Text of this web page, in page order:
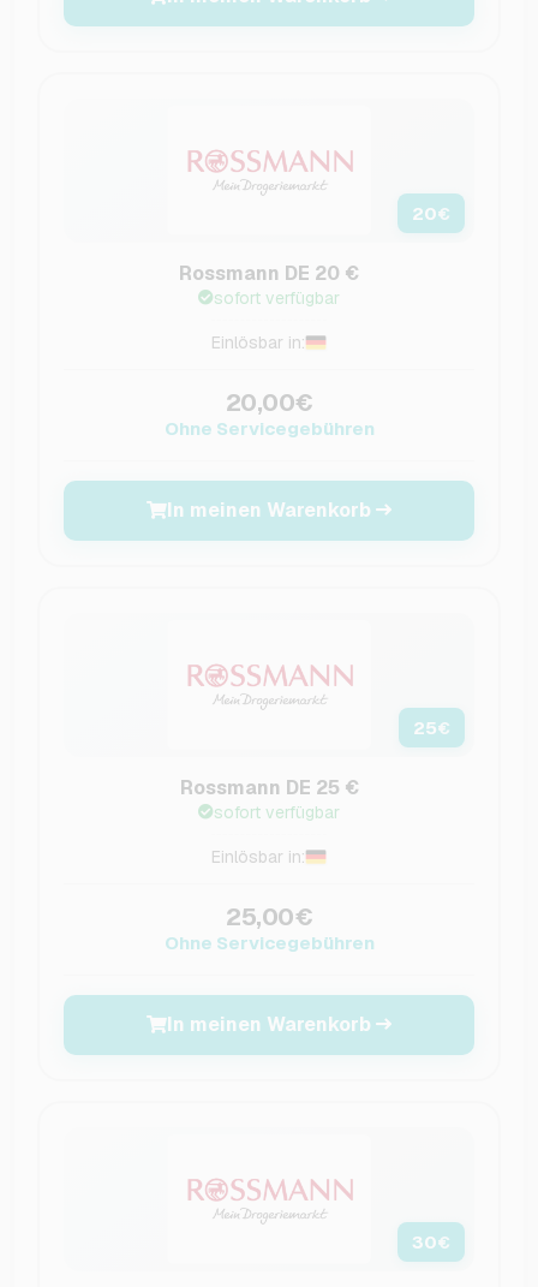
20€
Rossmann DE 20 €
sofort verfügbar
Einlösbar in:
20,00€
Ohne Servicegebühren
In meinen Warenkorb
25€
Rossmann DE 25 €
sofort verfügbar
Einlösbar in:
25,00€
Ohne Servicegebühren
In meinen Warenkorb
30€